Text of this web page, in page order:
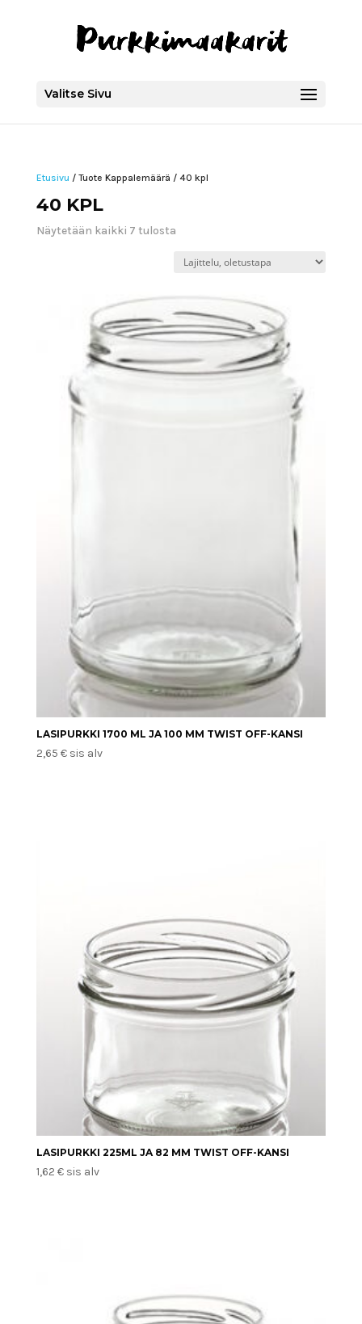
Valitse Sivu
Etusivu / Tuote Kappalemäärä / 40 kpl
40 KPL
Näytetään kaikki 7 tulosta
LASIPURKKI 1700 ML JA 100 MM TWIST OFF-KANSI
2,65 € sis alv
LASIPURKKI 225ML JA 82 MM TWIST OFF-KANSI
1,62 € sis alv